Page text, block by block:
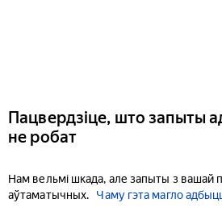
Пацвердзіце, што запыты
не робат
Нам вельмі шкада, але запыты з вашай
аўтаматычных.
Чаму гэта магло